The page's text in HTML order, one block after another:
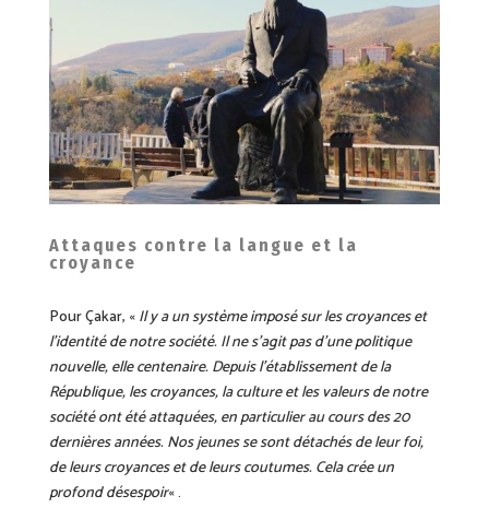
Attaques contre la langue et la
croyance
Pour Çakar, «Il y a un système imposé sur les croyances et
l’identité de notre société. Il ne s’agit pas d’une politique
nouvelle, elle centenaire. Depuis l’établissement de la
République, les croyances, la culture et les valeurs de notre
société ont été attaquées, en particulier au cours des 20
dernières années. Nos jeunes se sont détachés de leur foi,
de leurs croyances et de leurs coutumes. Cela crée un
profond désespoir« .